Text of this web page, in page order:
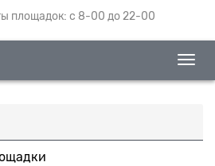
площадок: c 8-00 до 22-00